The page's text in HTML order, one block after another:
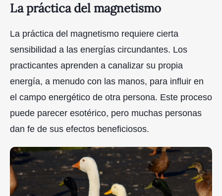
La práctica del magnetismo
La práctica del magnetismo requiere cierta
sensibilidad a las energías circundantes. Los
practicantes aprenden a canalizar su propia
energía, a menudo con las manos, para influir en
el campo energético de otra persona. Este proceso
puede parecer esotérico, pero muchas personas
dan fe de sus efectos beneficiosos.